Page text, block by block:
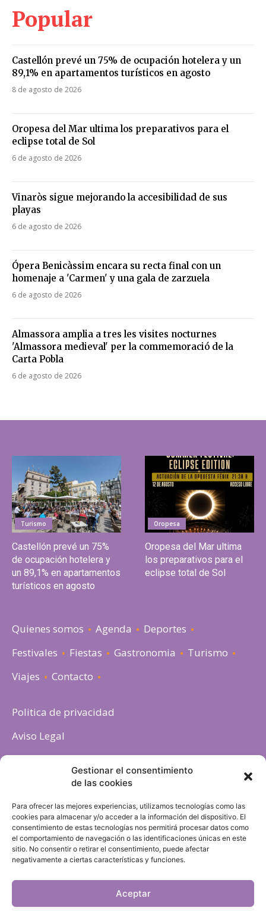
Gestionar el consentimiento
de las cookies
Para ofrecer las mejores experiencias, utilizamos tecnologías como las
cookies para almacenar y/o acceder a la información del dispositivo. El
consentimiento de estas tecnologías nos permitirá procesar datos como
el comportamiento de navegación o las identificaciones únicas en este
sitio. No consentir o retirar el consentimiento, puede afectar
negativamente a ciertas características y funciones.
Aceptar
Popular
Castellón prevé un 75% de ocupación hotelera y un
89,1% en apartamentos turísticos en agosto
8 de agosto de 2026
Oropesa del Mar ultima los preparativos para el
eclipse total de Sol
6 de agosto de 2026
Vinaròs sigue mejorando la accesibilidad de sus
playas
6 de agosto de 2026
Ópera Benicàssim encara su recta final con un
homenaje a 'Carmen' y una gala de zarzuela
6 de agosto de 2026
Almassora amplia a tres les visites nocturnes
'Almassora medieval' per la commemoració de la
Carta Pobla
6 de agosto de 2026
Turismo
Castellón prevé un 75%
de ocupación hotelera y
un 89,1% en apartamentos
turísticos en agosto
Oropesa
Oropesa del Mar ultima
los preparativos para el
eclipse total de Sol
Quienes somos Agenda
Deportes
Festivales
Fiestas Gastronomia
Turismo
Viajes
Contacto
Politica de privacidad
Aviso Legal
Política de cookies